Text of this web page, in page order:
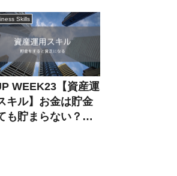
Skills
WEEK23【資産運
キル】お金は貯金
も貯まらない？税